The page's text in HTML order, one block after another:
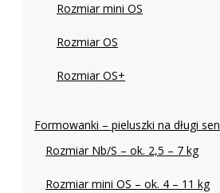
Rozmiar mini OS
Rozmiar OS
Rozmiar OS+
Formowanki – pieluszki na długi sen
Rozmiar Nb/S – ok. 2,5 – 7 kg
Rozmiar mini OS – ok. 4 – 11 kg